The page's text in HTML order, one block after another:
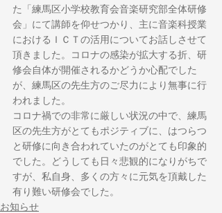
た「練馬区小学校教育会音楽研究部全体研修
会」にて講師を仰せつかり、主に音楽科授業
におけるＩＣＴの活用についてお話しさせて
頂きました。コロナの感染が拡大する折、研
修会自体が開催されるかどうか心配でした
が、練馬区の先生方のご尽力により無事に行
われました。
コロナ禍での非常に厳しい状況の中で、練馬
区の先生方がとてもポジティブに、はつらつ
と研修に向き合われていたのがとても印象的
でした。どうしても日々悲観的になりがちで
すが、私自身、多くの方々に元気を頂戴した
有り難い研修会でした。
お知らせ